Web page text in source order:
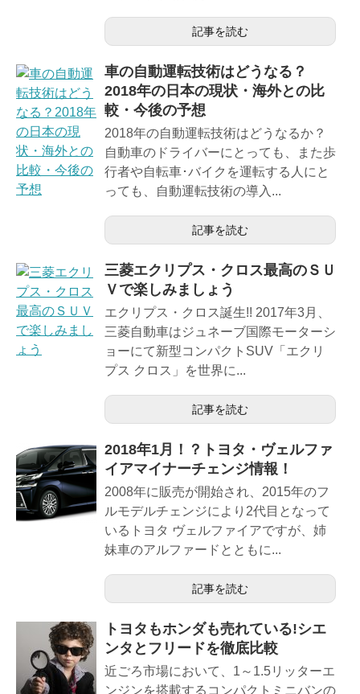
記事を読む
車の自動運転技術はどうなる？
2018年の日本の現状・海外との比
較・今後の予想
2018年の自動運転技術はどうなるか？
自動車のドライバーにとっても、また歩
行者や自転車･バイクを運転する人にと
っても、自動運転技術の導入...
記事を読む
三菱エクリプス・クロス最高のＳＵ
Ｖで楽しみましょう
エクリプス・クロス誕生!! 2017年3月、
三菱自動車はジュネーブ国際モーターシ
ョーにて新型コンパクトSUV「エクリ
プス クロス」を世界に...
記事を読む
2018年1月！？トヨタ・ヴェルファ
イアマイナーチェンジ情報！
2008年に販売が開始され、2015年のフ
ルモデルチェンジにより2代目となって
いるトヨタ ヴェルファイアですが、姉
妹車のアルファードとともに...
記事を読む
トヨタもホンダも売れている!シエ
ンタとフリードを徹底比較
近ごろ市場において、1～1.5リッターエ
ンジンを搭載するコンパクトミニバンの